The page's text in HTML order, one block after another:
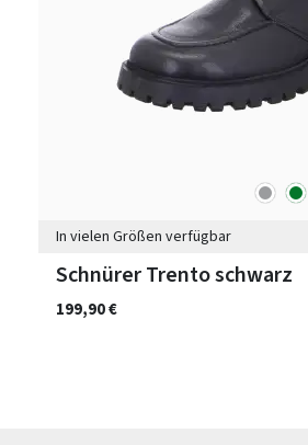
grau grün
In vielen Größen verfügbar
Schnürer Trento schwarz
199,90 €